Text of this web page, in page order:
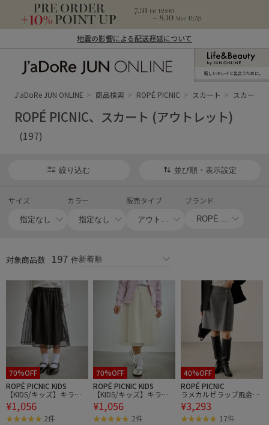
地震の影響による配送遅延について
ン オンライン）
新しいキレイと出合うために。
J'aDoRe JUN ONLINE 商品検索 ROPÉ PICNIC スカート スカート (
ROPÉ PICNIC、スカート (アウトレット)
(197)
絞り込む 並び順・表示設定
サイズ カラー 販売タイプ ブランド
対象商品数 197 件
70%OFF
ROPÉ PICNIC KIDS
【KIDS/キッズ】キラキ
ラチュールスカート
¥1,056
2件
70%OFF
ROPÉ PICNIC KIDS
【KIDS/キッズ】キラキ
ラチュールスカート
¥1,056
2件
40%OFF
ROPÉ PICNIC
ラメカルゼラップ風金ボ
タンミニスカート
¥3,293
17件